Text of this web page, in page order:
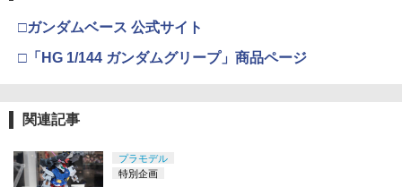
□ガンダムベース 公式サイト
□「HG 1/144 ガンダムグリープ」商品ページ
関連記事
プラモデル
特別企画